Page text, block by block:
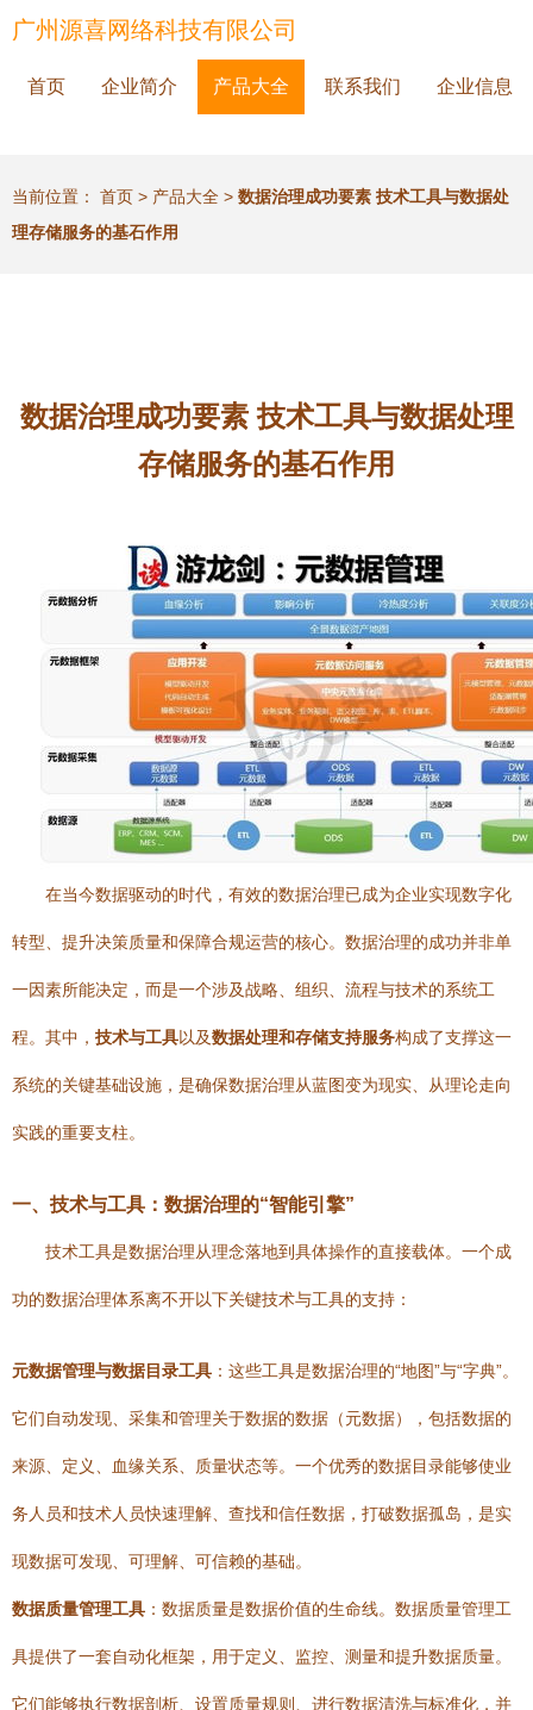
广州源喜网络科技有限公司
首页 企业简介 产品大全 联系我们 企业信息
当前位置： 首页 > 产品大全 > 数据治理成功要素 技术工具与数据处
理存储服务的基石作用
数据治理成功要素 技术工具与数据处理
存储服务的基石作用
在当今数据驱动的时代，有效的数据治理已成为企业实现数字化
转型、提升决策质量和保障合规运营的核心。数据治理的成功并非单
一因素所能决定，而是一个涉及战略、组织、流程与技术的系统工
程。其中， 技术与工具以及数据处理和存储支持服务构成了支撑这一
系统的关键基础设施，是确保数据治理从蓝图变为现实、从理论走向
实践的重要支柱。
一、技术与工具：数据治理的“智能引擎”
技术工具是数据治理从理念落地到具体操作的直接载体。一个成
功的数据治理体系离不开以下关键技术与工具的支持：
元数据管理与数据目录工具 ：这些工具是数据治理的“地图”与“字典”。
它们自动发现、采集和管理关于数据的数据（元数据），包括数据的
来源、定义、血缘关系、质量状态等。一个优秀的数据目录能够使业
务人员和技术人员快速理解、查找和信任数据，打破数据孤岛，是实
现数据可发现、可理解、可信赖的基础。
数据质量管理工具 ：数据质量是数据价值的生命线。数据质量管理工
具提供了一套自动化框架，用于定义、监控、测量和提升数据质量。
它们能够执行数据剖析、设置质量规则、进行数据清洗与标准化，并